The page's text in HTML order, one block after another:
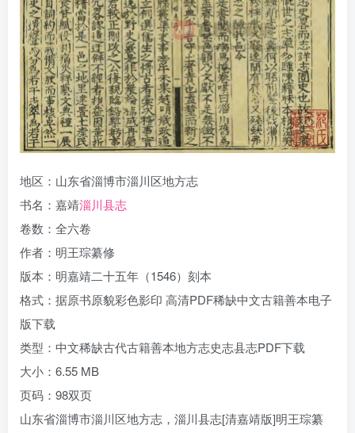
地区：山东省淄博市淄川区地方志
书名：嘉靖淄川县志
卷数：全六卷
作者：明王琮纂修
版本：明嘉靖二十五年（1546）刻本
格式：据原书原貌彩色影印 高清PDF稀缺中文古籍善本电子
版下载
类型：中文稀缺古代古籍善本地方志史志县志PDF下载
大小：6.55 MB
页码：98双页
山东省淄博市淄川区地方志，淄川县志[清嘉靖版]明王琮纂